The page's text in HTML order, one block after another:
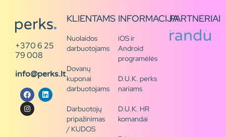
+370 6 25
79 008
info@perks.lt
KLIENTAMS
Nuolaidos
darbuotojams
Dovanų
kuponai
darbuotojams
Darbuotojų
pripažinimas
/ KUDOS
INFORMACIJA
iOS ir
Android
programėlės
D.U.K. perks
nariams
D.U.K. HR
komandai
PARTNERIAI